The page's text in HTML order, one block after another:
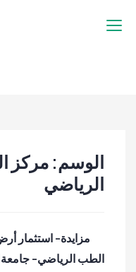
إلى
الوسم: مركز
الرياضي
مزايدة- استثمار
الطب الرياضي- جامعة